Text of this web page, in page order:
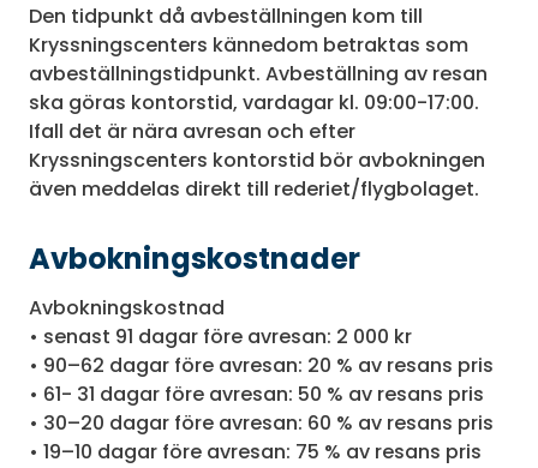
Den tidpunkt då avbeställningen kom till
Kryssningscenters kännedom betraktas som
avbeställningstidpunkt. Avbeställning av resan
ska göras kontorstid, vardagar kl. 09:00-17:00.
Ifall det är nära avresan och efter
Kryssningscenters kontorstid bör avbokningen
även meddelas direkt till rederiet/flygbolaget.
Avbokningskostnader
Avbokningskostnad
• senast 91 dagar före avresan: 2 000 kr
• 90–62 dagar före avresan: 20 % av resans pris
• 61- 31 dagar före avresan: 50 % av resans pris
• 30–20 dagar före avresan: 60 % av resans pris
• 19–10 dagar före avresan: 75 % av resans pris